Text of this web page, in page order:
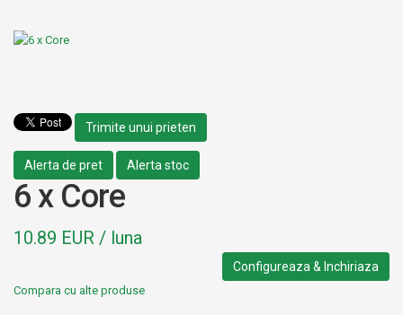
Trimite unui prieten
Alerta de pret Alerta stoc
6 x Core
10.89 EUR / luna
Configureaza & Inchiriaza
Compara cu alte produse